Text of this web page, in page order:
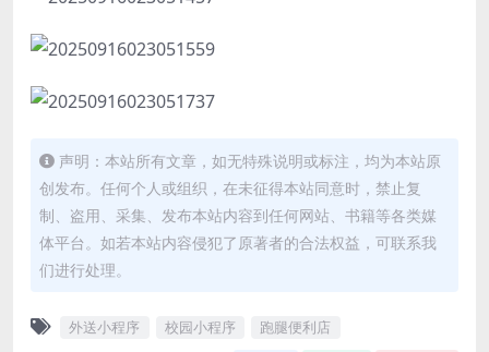
声明：本站所有文章，如无特殊说明或标注，均为本站原
创发布。任何个人或组织，在未征得本站同意时，禁止复
制、盗用、采集、发布本站内容到任何网站、书籍等各类媒
体平台。如若本站内容侵犯了原著者的合法权益，可联系我
们进行处理。
外送小程序 校园小程序 跑腿便利店